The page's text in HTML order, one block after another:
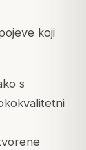
koji
s